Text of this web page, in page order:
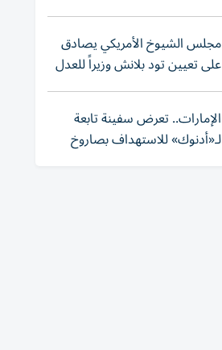
مجلس الشيوخ الأمريكي يصادق
على تعيين تود بلانش وزيراً للعدل
الإمارات.. تعرض سفينة تابعة
لـ«أدنوك» للاستهداف بصاروخ